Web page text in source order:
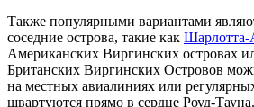
Также популярными вариантами
соседние острова, такие как Шарлотта-
Американских Виргинских островах
Британских Виргинских Островов
на местных авиалиниях или
швартуются прямо в сердце Роуд-Тауна.